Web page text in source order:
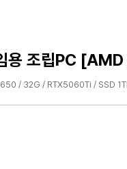
용 조립PC
/ 32G / RTX5060Ti / SSD